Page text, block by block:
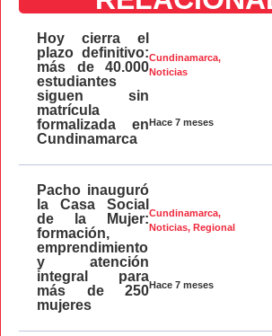
Cundinamarca,
Noticias
Hace 7 meses
Hoy cierra el
plazo definitivo:
más de 40.000
estudiantes
siguen sin
matrícula
formalizada en
Cundinamarca
Cundinamarca,
Noticias, Regional
Hace 7 meses
Pacho inauguró
la Casa Social
de la Mujer:
formación,
emprendimiento
y atención
integral para
más de 250
mujeres